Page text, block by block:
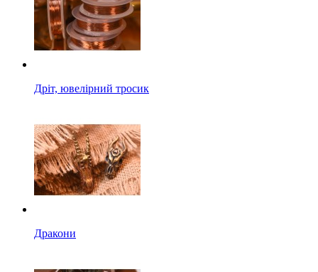
Дріт, ювелірний тросик
Дракони